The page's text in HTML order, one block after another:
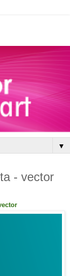
▼
- vector